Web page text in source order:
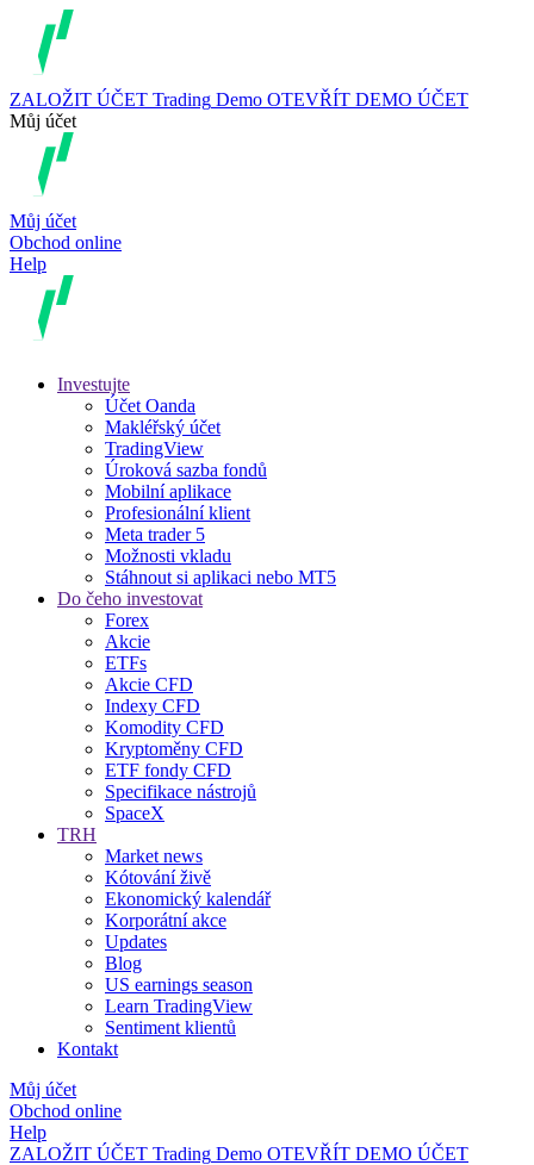
ZALOŽIT ÚČET Trading Demo OTEVŘÍT DEMO ÚČET
Můj účet
Můj účet
Obchod online
Help
Investujte
Účet Oanda
Makléřský účet
TradingView
Úroková sazba fondů
Mobilní aplikace
Profesionální klient
Meta trader 5
Možnosti vkladu
Stáhnout si aplikaci nebo MT5
Do čeho investovat
Forex
Akcie
ETFs
Akcie CFD
Indexy CFD
Komodity CFD
Kryptoměny CFD
ETF fondy CFD
Specifikace nástrojů
SpaceX
TRH
Market news
Kótování živě
Ekonomický kalendář
Korporátní akce
Updates
Blog
US earnings season
Learn TradingView
Sentiment klientů
Kontakt
Můj účet
Obchod online
Help
ZALOŽIT ÚČET Trading Demo OTEVŘÍT DEMO ÚČET